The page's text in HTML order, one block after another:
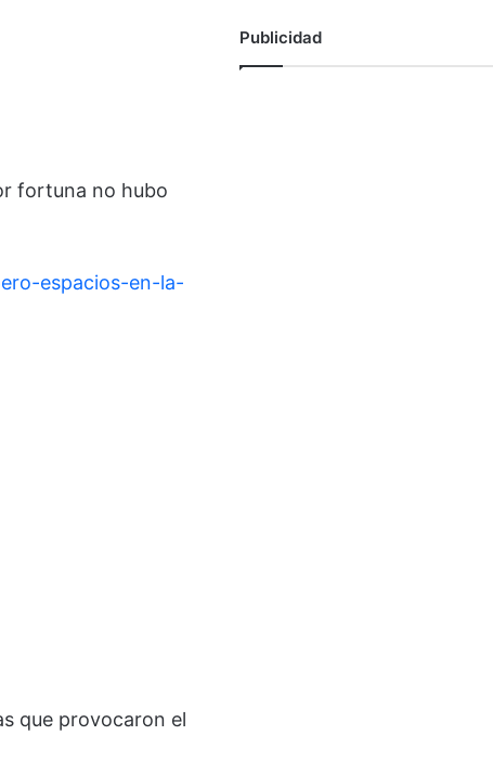
fortuna no hubo
espacios-en-la-
que provocaron el
Publicidad